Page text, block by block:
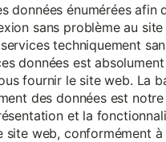
données énumérées afin
sans problème au
techniquement
données est absolument
fournir le site web. La
des données est
et la
site web, conformément à